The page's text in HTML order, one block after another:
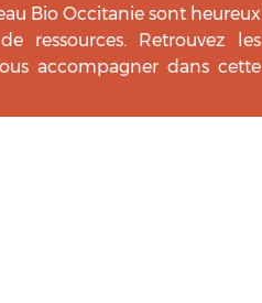
Bio Occitanie sont heureux
ressources. Retrouvez les
accompagner dans cette